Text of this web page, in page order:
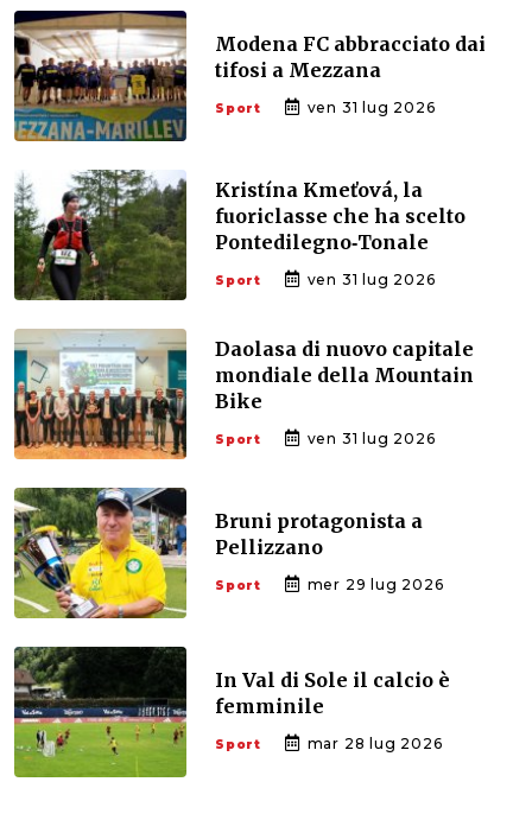
Modena FC abbracciato dai
tifosi a Mezzana
Sport ven 31 lug 2026
Kristína Kmeťová, la
fuoriclasse che ha scelto
Pontedilegno‑Tonale
Sport ven 31 lug 2026
Daolasa di nuovo capitale
mondiale della Mountain
Bike
Sport ven 31 lug 2026
Bruni protagonista a
Pellizzano
Sport mer 29 lug 2026
In Val di Sole il calcio è
femminile
Sport mar 28 lug 2026